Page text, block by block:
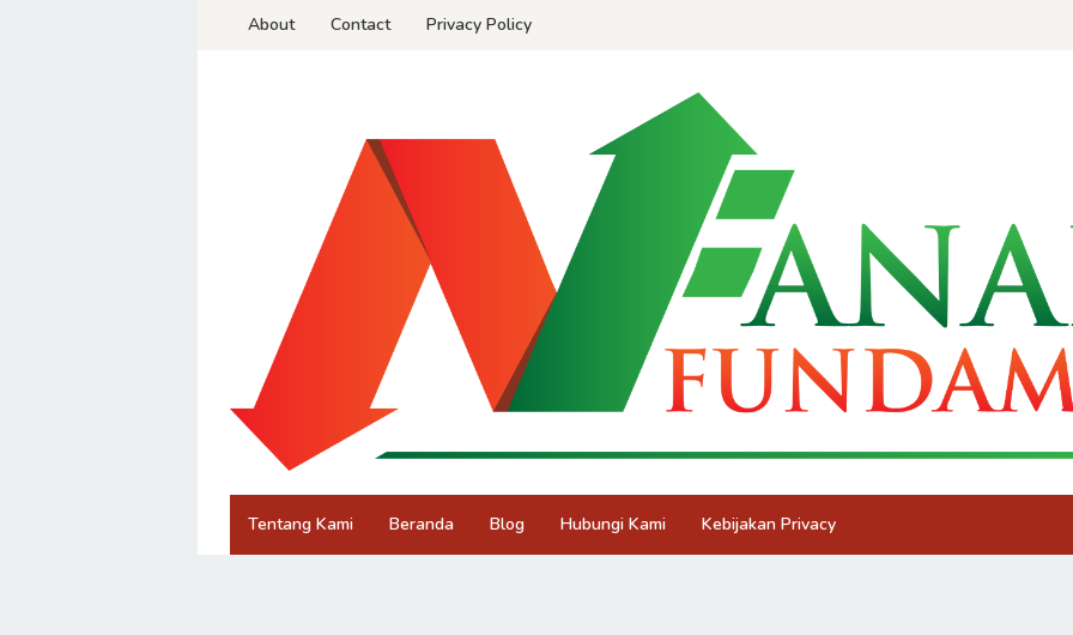
About Contact Privacy Policy
Tentang Kami Beranda Blog Hubungi Kami Kebijakan Privacy